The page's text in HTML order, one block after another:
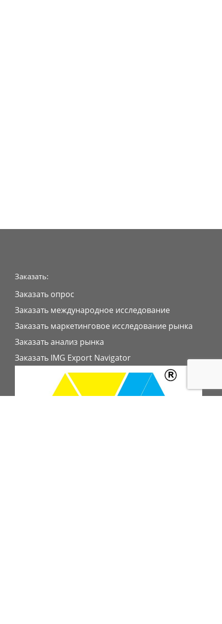
Заказать:
Заказать опрос
Заказать международное исследование
Заказать маркетинговое исследование рынка
Заказать анализ рынка
Заказать IMG Export Navigator